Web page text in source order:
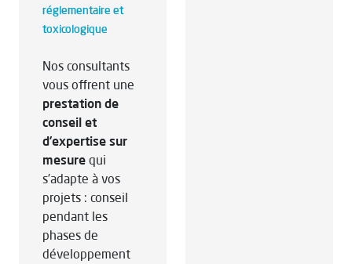
réglementaire et
toxicologique
Nos consultants
vous offrent une
prestation de
conseil et
d’expertise sur
mesure qui
s’adapte à vos
projets : conseil
pendant les
phases de
développement